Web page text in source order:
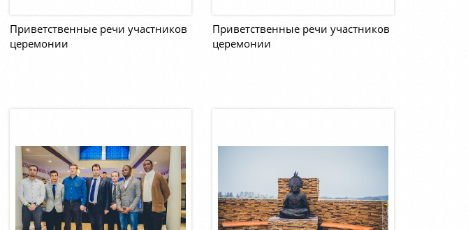
Приветственные речи участников
церемонии
Приветственные речи участников
церемонии